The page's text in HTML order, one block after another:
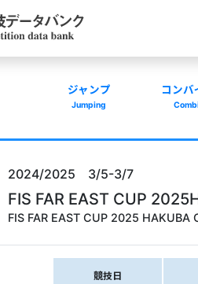
ジャンプ
Jumping
コンバ
2024/2025 3/5-3/7
FIS FAR EAST CUP
FIS FAR EAST CUP 2025 HAKUBA
競技日